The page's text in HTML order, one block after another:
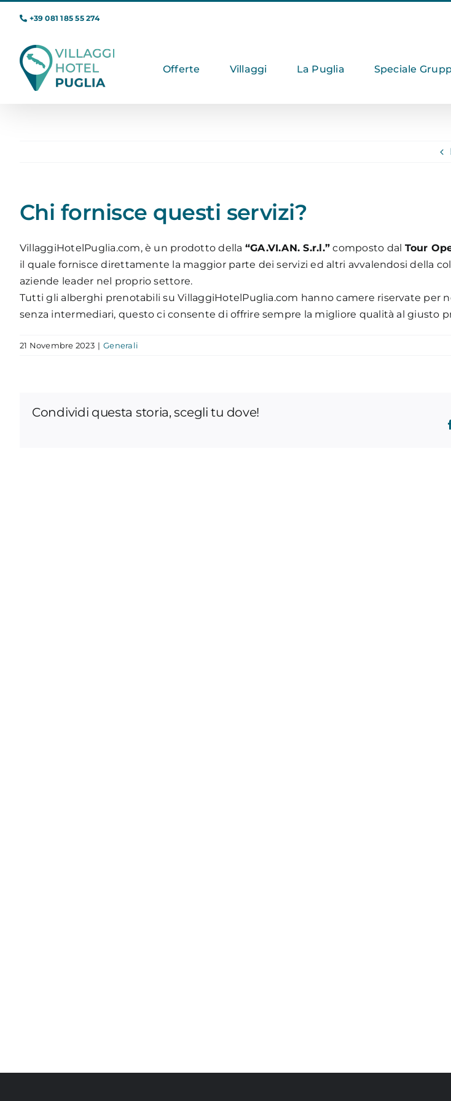
+39 081 185 55 274
Offerte Villaggi La Puglia Speciale
Chi fornisce questi servizi?
VillaggiHotelPuglia.com, è un prodotto della “GA.VI.AN. S.r.l.” composto dal Tour
il quale fornisce direttamente la maggior parte dei servizi ed altri avvalendosi della
aziende leader nel proprio settore.
Tutti gli alberghi prenotabili su VillaggiHotelPuglia.com hanno camere riservate per
senza intermediari, questo ci consente di offrire sempre la migliore qualità al giusto
21 Novembre 2023 | Generali
Condividi questa storia, scegli tu dove!